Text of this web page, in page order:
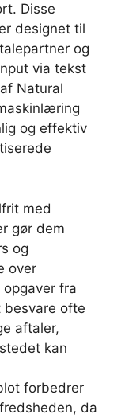
Disse
designet til
og
via tekst
Natural
og effektiv
med
gør dem
og
over
fra
besvare ofte
aftaler,
kan
forbedrer
da